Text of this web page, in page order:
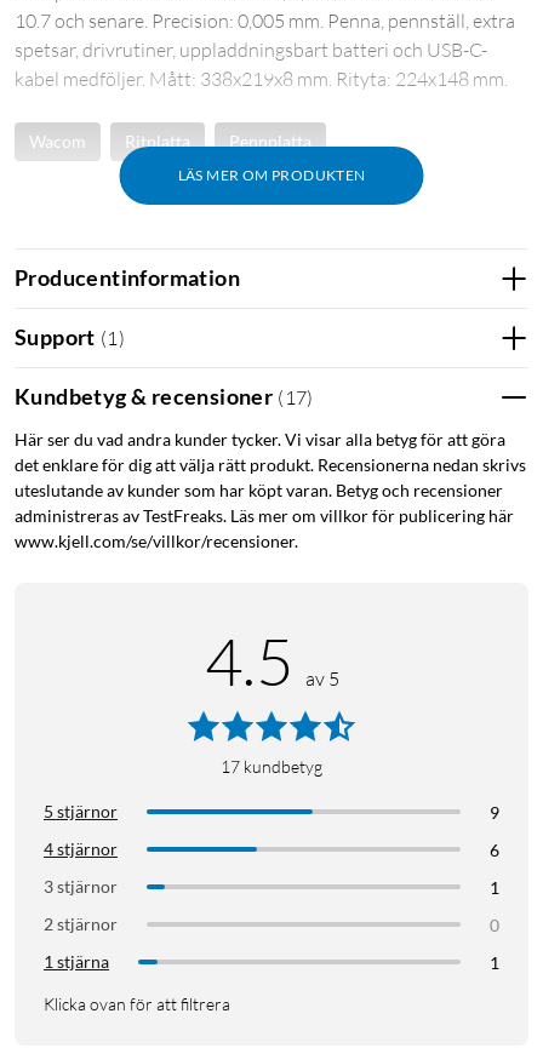
LÄS MER OM PRODUKTEN
10.7 och senare. Precision: 0,005 mm. Penna, pennställ, extra
spetsar, drivrutiner, uppladdningsbart batteri och USB-C-
kabel medföljer. Mått: 338x219x8 mm. Rityta: 224x148 mm.
Wacom Ritplatta Pennplatta
Producentinformation
Support (1)
Kundbetyg & recensioner ( 17)
Här ser du vad andra kunder tycker. Vi visar alla betyg för att göra
det enklare för dig att välja rätt produkt. Recensionerna nedan skrivs
uteslutande av kunder som har köpt varan. Betyg och recensioner
administreras av TestFreaks. Läs mer om villkor för publicering här
www.kjell.com/se/villkor/recensioner.
4.5 av 5
17 kundbetyg
5 stjärnor
9
4 stjärnor
6
3 stjärnor
1
2 stjärnor
0
1 stjärna
1
Klicka ovan för att filtrera